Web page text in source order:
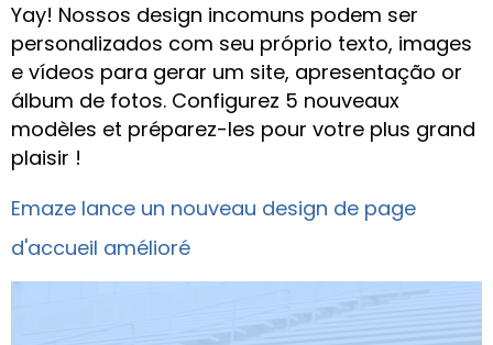
Yay! Nossos design incomuns podem ser
personalizados com seu próprio texto, images
e vídeos para gerar um site, apresentação or
álbum de fotos. Configurez 5 nouveaux
modèles et préparez-les pour votre plus grand
plaisir !
Emaze lance un nouveau design de page
d'accueil amélioré